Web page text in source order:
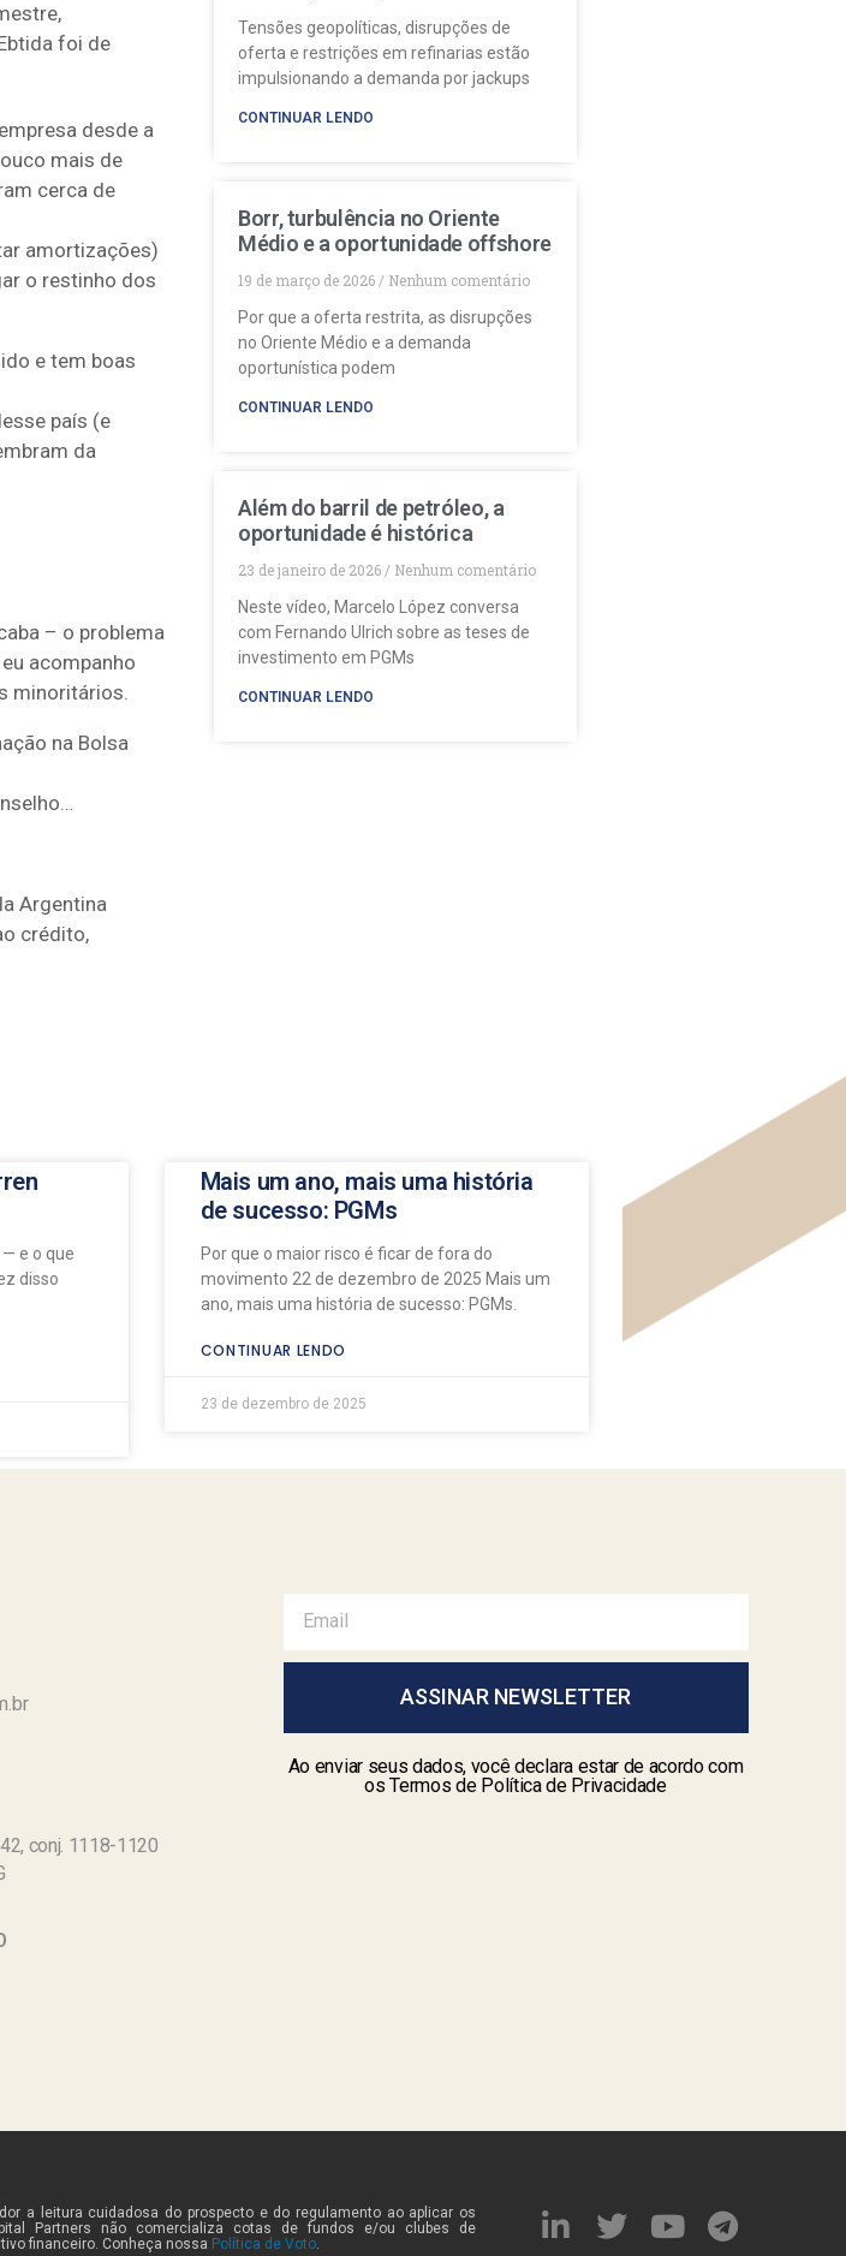
foi de
desde a
mais de
cerca de
amortizações)
o restinho dos
e tem boas
país (e
da
– o problema
acompanho
minoritários.
na Bolsa
Argentina
crédito,
Tensões geopolíticas, disrupções de
oferta e restrições em refinarias estão
impulsionando a demanda por jackups
CONTINUAR LENDO
Borr, turbulência no Oriente
Médio e a oportunidade offshore
19 de março de 2026
Nenhum comentário
Por que a oferta restrita, as disrupções
no Oriente Médio e a demanda
oportunística podem
CONTINUAR LENDO
Além do barril de petróleo, a
oportunidade é histórica
23 de janeiro de 2026
Nenhum comentário
Neste vídeo, Marcelo López conversa
com Fernando Ulrich sobre as teses de
investimento em PGMs
CONTINUAR LENDO
e o que
disso
Mais um ano, mais uma história
de sucesso: PGMs
Por que o maior risco é ficar de fora do
movimento 22 de dezembro de 2025 Mais um
ano, mais uma história de sucesso: PGMs.
CONTINUAR LENDO
23 de dezembro de 2025
conj. 1118-1120
ASSINAR NEWSLETTER
Ao enviar seus dados, você declara estar de acordo com
os Termos de Política de Privacidade
a leitura cuidadosa do prospecto e do regulamento ao aplicar os
Partners não comercializa cotas de fundos e/ou clubes de
financeiro. Conheça nossa Política de Voto.